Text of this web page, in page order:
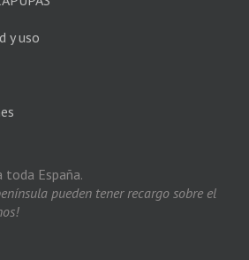
y uso
toda España.
pueden tener recargo sobre el